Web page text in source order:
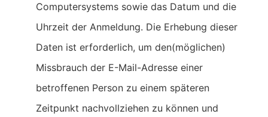
Computersystems sowie das Datum und die
Uhrzeit der Anmeldung. Die Erhebung dieser
Daten ist erforderlich, um den(möglichen)
Missbrauch der E-Mail-Adresse einer
betroffenen Person zu einem späteren
Zeitpunkt nachvollziehen zu können und